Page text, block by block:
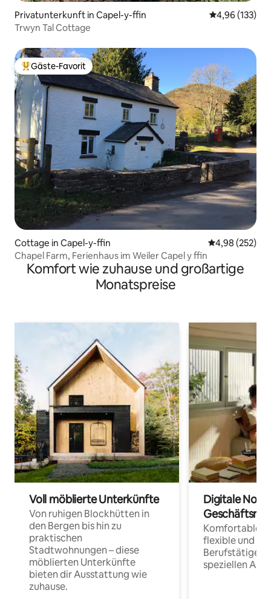
Privatunterkunft in Capel-y-ffin
4,96 (133)
Trwyn Tal Cottage
Beliebter Gäste-Favorit.
Gäste-Favorit
Cottage in Capel-y-ffin
4,98 (252)
Chapel Farm, Ferienhaus im Weiler Capel y ffin
Komfort wie zuhause und großartige
Monatspreise
Voll möblierte Unterkünfte
Von ruhigen Blockhütten in
den Bergen bis hin zu
praktischen
Stadtwohnungen – diese
möblierten Unterkünfte
bieten dir Ausstattung wie
zuhause.
Digitale
Komfortable
flexible und
Berufstätige
speziellen